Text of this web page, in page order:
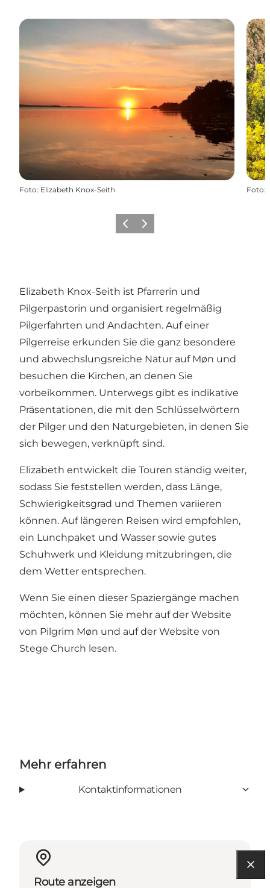
Foto: Elizabeth Knox-Seith Foto:
ZurückWeiter
Elizabeth Knox-Seith ist Pfarrerin und
Pilgerpastorin und organisiert regelmäßig
Pilgerfahrten und Andachten. Auf einer
Pilgerreise erkunden Sie die ganz besondere
und abwechslungsreiche Natur auf Møn und
besuchen die Kirchen, an denen Sie
vorbeikommen. Unterwegs gibt es indikative
Präsentationen, die mit den Schlüsselwörtern
der Pilger und den Naturgebieten, in denen Sie
sich bewegen, verknüpft sind.
Elizabeth entwickelt die Touren ständig weiter,
sodass Sie feststellen werden, dass Länge,
Schwierigkeitsgrad und Themen variieren
können. Auf längeren Reisen wird empfohlen,
ein Lunchpaket und Wasser sowie gutes
Schuhwerk und Kleidung mitzubringen, die
dem Wetter entsprechen.
Wenn Sie einen dieser Spaziergänge machen
möchten, können Sie mehr auf der Website
von Pilgrim Møn und aufder Website von
Stege Church lesen.
Mehr erfahren
Kontaktinformationen
Route anzeigen